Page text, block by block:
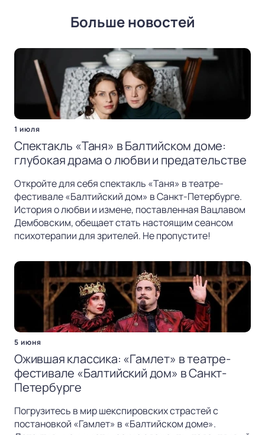
Больше новостей
1 июля
Спектакль «Таня» в Балтийском доме:
глубокая драма о любви и предательстве
Откройте для себя спектакль «Таня» в театре-
фестивале «Балтийский дом» в Санкт-Петербурге.
История о любви и измене, поставленная Вацлавом
Дембовским, обещает стать настоящим сеансом
психотерапии для зрителей. Не пропустите!
5 июня
Ожившая классика: «Гамлет» в театре-
фестивале «Балтийский дом» в Санкт-
Петербурге
Погрузитесь в мир шекспировских страстей с
постановкой «Гамлет» в «Балтийском доме».